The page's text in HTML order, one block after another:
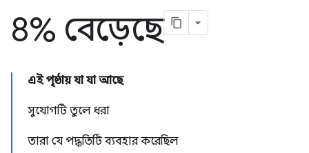
8% বেড়েছে
এই পৃষ্ঠায় যা যা আছে
সুযোগটি তুলে ধরা
তারা যে পদ্ধতিটি ব্যবহার করেছিল